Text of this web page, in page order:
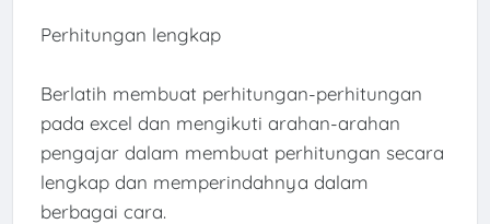
Perhitungan lengkap
Berlatih membuat perhitungan-perhitungan
pada excel dan mengikuti arahan-arahan
pengajar dalam membuat perhitungan secara
lengkap dan memperindahnya dalam
berbagai cara.